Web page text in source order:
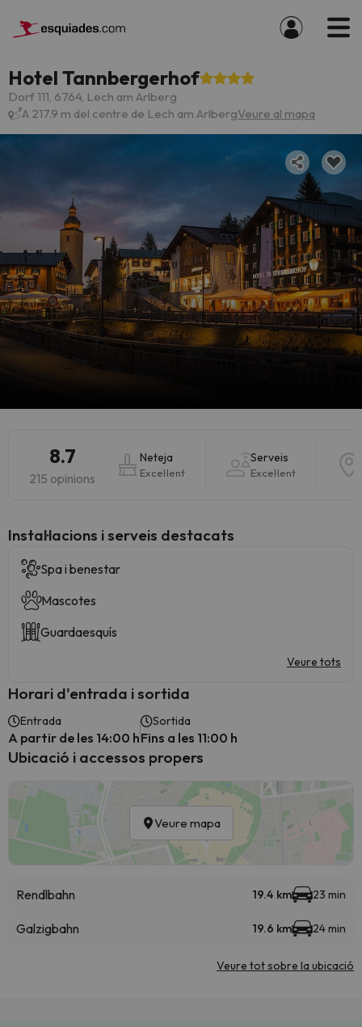
Hotel Tannbergerhof
Dorf 111, 6764, Lech am Arlberg
A 217.9 m del centre de Lech am ArlbergVeure al mapa
8.7
215 opinions
Neteja
Excel·lent
Serveis
Excel·lent
Instal·lacions i serveis destacats
Spa i benestar
Mascotes
Guardaesquís
Veure tots
Horari d'entrada i sortida
Entrada
A partir de les 14:00 h
Sortida
Fins a les 11:00 h
Ubicació i accessos propers
Veure mapa
Rendlbahn 19.4 km 23 min
Galzigbahn 19.6 km 24 min
Veure tot sobre la ubicació